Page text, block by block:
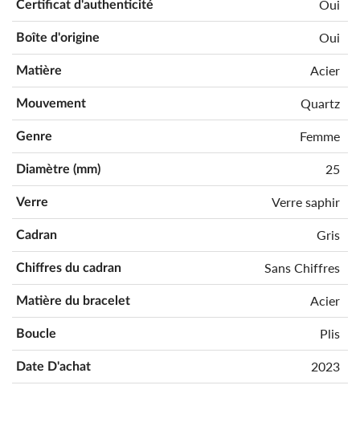
Certificat d'authenticité Oui
Boîte d'origine Oui
Matière Acier
Mouvement Quartz
Genre Femme
Diamètre (mm) 25
Verre Verre saphir
Cadran Gris
Chiffres du cadran Sans Chiffres
Matière du bracelet Acier
Boucle Plis
Date D'achat 2023